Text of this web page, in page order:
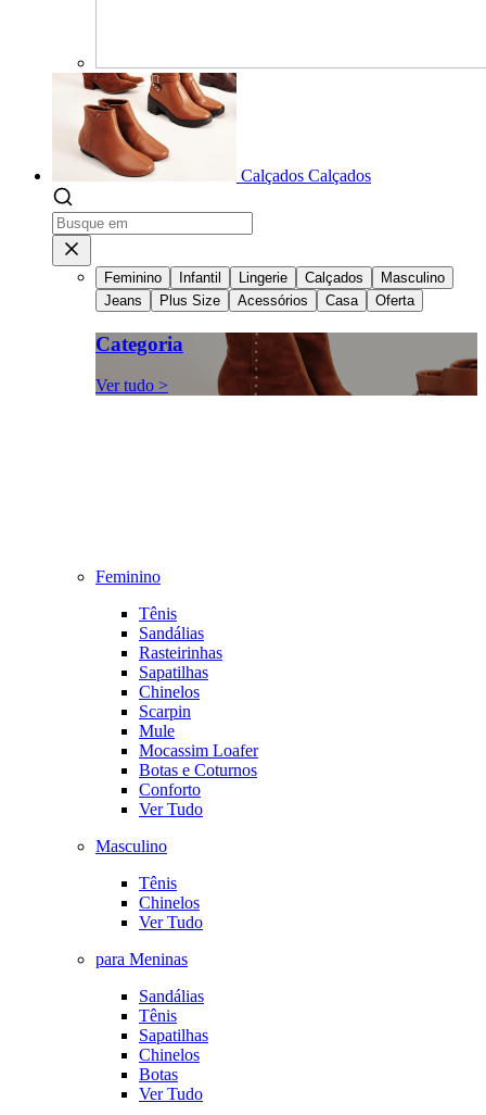
Calçados Calçados
Feminino Infantil Lingerie Calçados
Masculino
Jeans
Plus Size Acessórios Casa Oferta
Categoria
Ver tudo >
Feminino
Tênis
Sandálias
Rasteirinhas
Sapatilhas
Chinelos
Scarpin
Mule
Mocassim Loafer
Botas e Coturnos
Conforto
Ver Tudo
Masculino
Tênis
Chinelos
Ver Tudo
para Meninas
Sandálias
Tênis
Sapatilhas
Chinelos
Botas
Ver Tudo